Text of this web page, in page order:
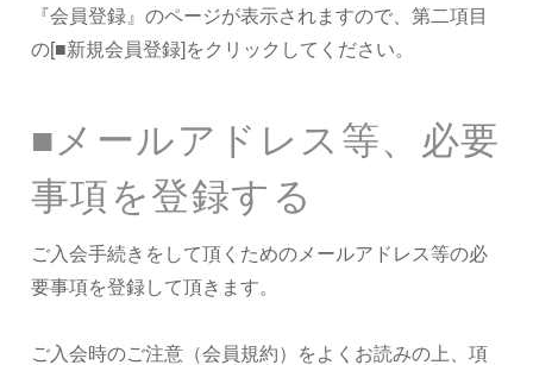
『会員登録』のページが表示されますので、第二項目
の[■新規会員登録]をクリックしてください。
■メールアドレス等、必要
事項を登録する
ご入会手続きをして頂くためのメールアドレス等の必
要事項を登録して頂きます。
ご入会時のご注意（会員規約）をよくお読みの上、項